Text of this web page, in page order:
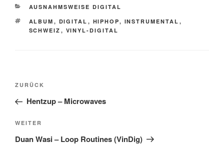
KATEGORIEN
AUSNAHMSWEISE DIGITAL
SCHLAGWÖRTER
ALBUM , DIGITAL , HIPHOP, INSTRUMENTAL ,
SCHWEIZ , VINYL-DIGITAL
Beitragsnavigation
Vorheriger
Beitrag
ZURÜCK
Hentzup – Microwaves
Nächster
Beitrag
WEITER
Duan Wasi – Loop Routines (VinDig)